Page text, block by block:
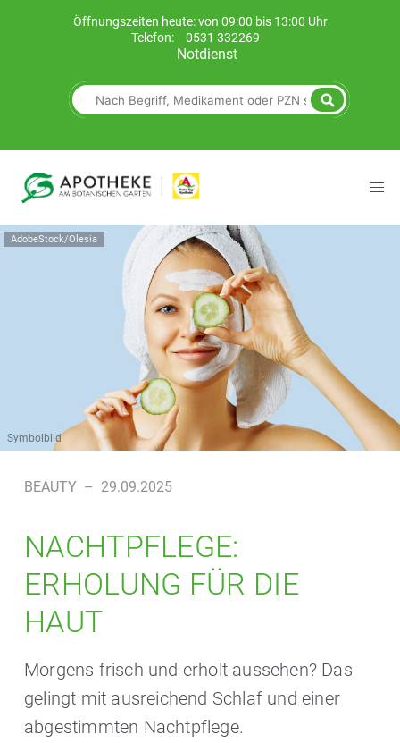
Öffnungszeiten heute: von 09:00 bis 13:00 Uhr
Telefon:
0531 332269
Notdienst
AdobeStock/Olesia
Symbolbild
BEAUTY – 29.09.2025
NACHTPFLEGE:
ERHOLUNG FÜR DIE
HAUT
Morgens frisch und erholt aussehen? Das
gelingt mit ausreichend Schlaf und einer
abgestimmten Nachtpflege.